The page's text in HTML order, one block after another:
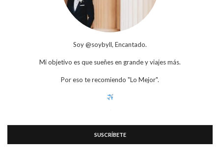
Soy @soybyll, Encantado.
Mi objetivo es que sueñes en grande y viajes más.
Por eso te recomiendo "Lo Mejor".
SUSCRÍBETE